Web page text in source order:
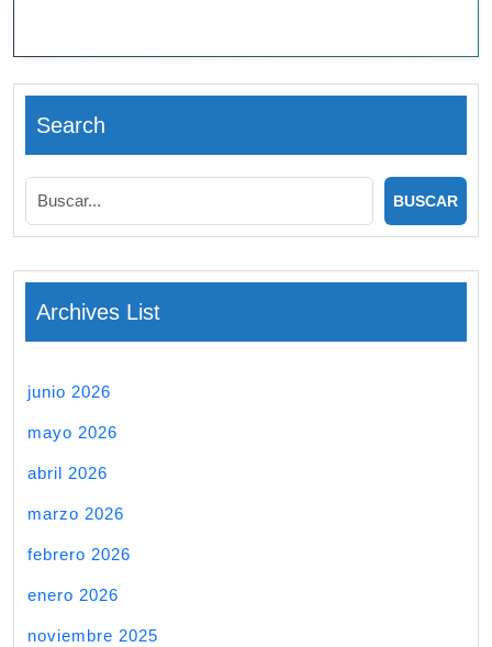
Search
Archives List
junio 2026
mayo 2026
abril 2026
marzo 2026
febrero 2026
enero 2026
noviembre 2025